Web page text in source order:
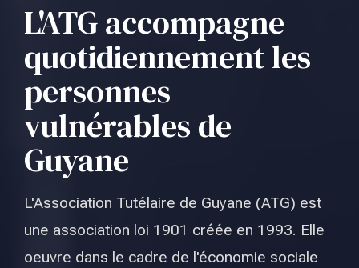
L'ATG accompagne
quotidiennement les
personnes
vulnérables de
Guyane
L'Association Tutélaire de Guyane (ATG) est
une association loi 1901 créée en 1993. Elle
oeuvre dans le cadre de l'économie sociale